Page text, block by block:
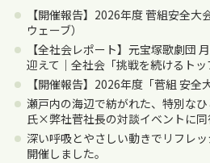
【開催報告】2026年度 菅組安全
ウェーブ）
【全社会レポート】元宝塚歌劇団
迎えて｜全社会「挑戦を続けるトッ
【開催報告】2026年度「菅組 安全
瀬戸内の海辺で紡がれた、特別な
氏×弊社菅社長の対談イベントに同
深い呼吸とやさしい動きでリフレ
開催しました。